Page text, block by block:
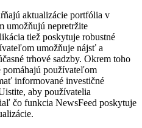
aktualizácie portfólia v
umožňujú nepretržite
tiež poskytuje robustné
umožňuje nájsť a
trhové sadzby. Okrem toho
pomáhajú používateľom
informované investičné
aby používatelia
čo funkcia NewsFeed poskytuje